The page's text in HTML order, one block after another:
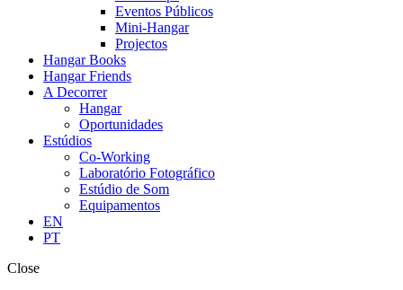
Eventos Públicos
Mini-Hangar
Projectos
Hangar Books
Hangar Friends
A Decorrer
Hangar
Oportunidades
Estúdios
Co-Working
Laboratório Fotográfico
Estúdio de Som
Equipamentos
EN
PT
Close